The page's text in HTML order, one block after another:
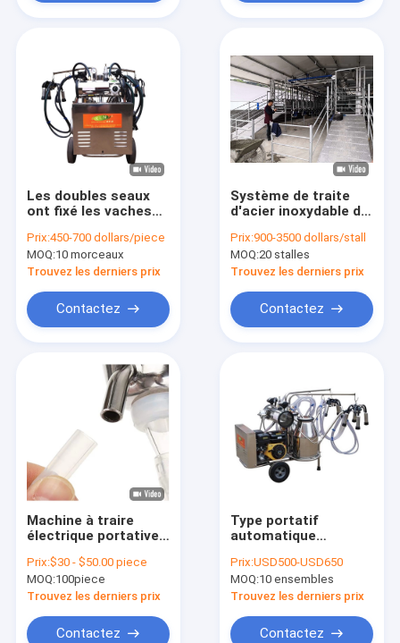
Machine à traire portative
machine de pasteurisateur de lait
Boîte de lait d'acier inoxydable
salon de traite en arête de poisson
réservoir de refroidissement du lait
cuvette animale de boissons
Machine de mélangeur de DEMAIN
Serrure principale de vache
Pompe à vide rotatoire de palette
Abris en plastique de veau
Les doubles seaux
ont fixé les vaches
machine à traire 20-
24 de chèvre/heure
Prix:450-700 dollars/piece
MOQ:10 morceaux
Trouvez les derniers prix
Contactez
Système de traite
d'acier inoxydable de
chèvre d'exploitation
laitière
Prix:900-3500 dollars/stall
MOQ:20 stalles
Trouvez les derniers prix
Contactez
Machine à traire
électrique portative
chèvre avec la bonne
évaluation
Prix:$30 - $50.00 piece
MOQ:100piece
Trouvez les derniers prix
Contactez
Type portatif
automatique
à essence de
machine à traire de
vache à chèvre
Prix:USD500-USD650
MOQ:10 ensembles
Trouvez les derniers prix
Contactez